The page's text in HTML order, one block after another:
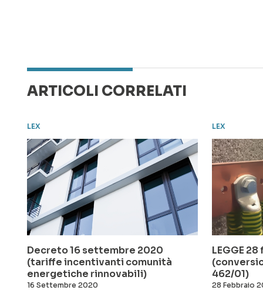
ARTICOLI CORRELATI
LEX
Decreto 16 settembre 2020
(tariffe incentivanti comunità
energetiche rinnovabili)
16 Settembre 2020
LEX
LEGGE
462/01)
28 Febbraio